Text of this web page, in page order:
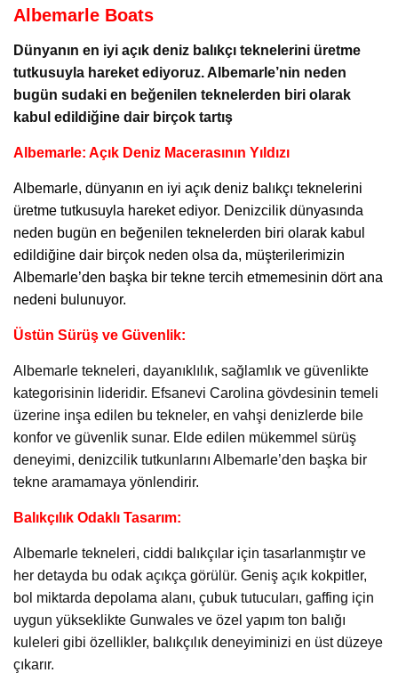
Albemarle Boats
Dünyanın en iyi açık deniz balıkçı teknelerini üretme
tutkusuyla hareket ediyoruz. Albemarle’nin neden
bugün sudaki en beğenilen teknelerden biri olarak
kabul edildiğine dair birçok tartış
Albemarle: Açık Deniz Macerasının Yıldızı
Albemarle, dünyanın en iyi açık deniz balıkçı teknelerini
üretme tutkusuyla hareket ediyor. Denizcilik dünyasında
neden bugün en beğenilen teknelerden biri olarak kabul
edildiğine dair birçok neden olsa da, müşterilerimizin
Albemarle’den başka bir tekne tercih etmemesinin dört ana
nedeni bulunuyor.
Üstün Sürüş ve Güvenlik:
Albemarle tekneleri, dayanıklılık, sağlamlık ve güvenlikte
kategorisinin lideridir. Efsanevi Carolina gövdesinin temeli
üzerine inşa edilen bu tekneler, en vahşi denizlerde bile
konfor ve güvenlik sunar. Elde edilen mükemmel sürüş
deneyimi, denizcilik tutkunlarını Albemarle’den başka bir
tekne aramamaya yönlendirir.
Balıkçılık Odaklı Tasarım:
Albemarle tekneleri, ciddi balıkçılar için tasarlanmıştır ve
her detayda bu odak açıkça görülür. Geniş açık kokpitler,
bol miktarda depolama alanı, çubuk tutucuları, gaffing için
uygun yükseklikte Gunwales ve özel yapım ton balığı
kuleleri gibi özellikler, balıkçılık deneyiminizi en üst düzeye
çıkarır.